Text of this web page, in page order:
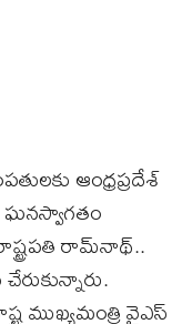
ఆంధ్రప్రదేశ్‌
ఘనస్వాగతం
రామ్‌నాథ్‌..
ముఖ్యమంత్రి వైఎస్‌